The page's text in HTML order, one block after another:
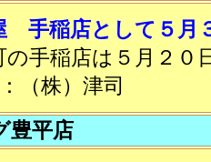
手稲店として５月
手稲店は５月２０
（株）津司
豊平店